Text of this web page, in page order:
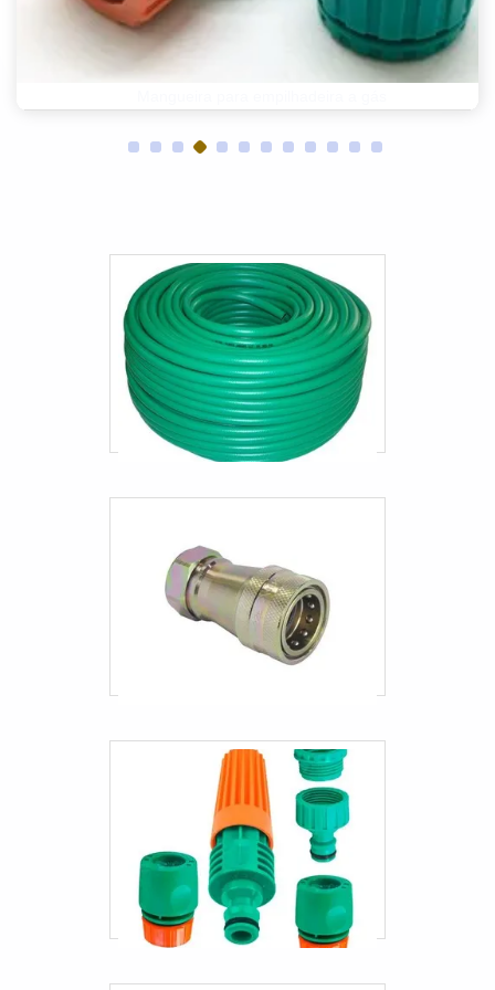
Mangueiras hidráulicas e conexões
Mangueira de caminhão pipa
Mangueira pneumática 6mm
Engate rápido hidráulico parker
Mangueira corrugada automotiva
Mangueira freio hidraulico
Mangueira para empilhadeira
Mangueiras automotivas sp
Mangueiras sanfonadas industriais
Mangueira pneumática 3/4
Mangueira pneumática pu 8mm
Mangueiras hidráulicas automotivas
Mangueiras industriais para água